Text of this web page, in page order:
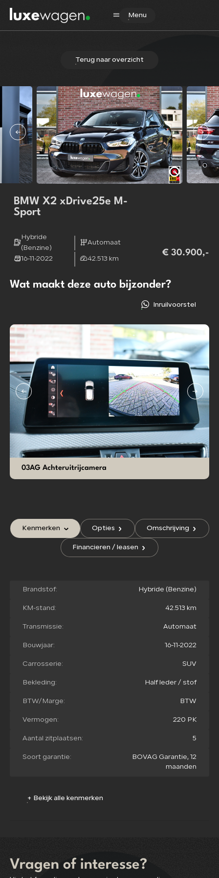
Menu
Home
Aanbod
Diensten
Verkocht
Over ons
Contact
Terug naar overzicht
BMW X2 xDrive25e M-
Sport
Hybride
(Benzine)
Automaat
16-11-2022 42.513 km
€ 30.900,-
Wat maakt deze auto bijzonder?
Inruilvoorstel
03AG Achteruitrijcamera
Kenmerken Opties Omschrijving
Financieren / leasen
Brandstof: Hybride (Benzine)
KM-stand: 42.513 km
Transmissie: Automaat
Bouwjaar: 16-11-2022
Carrosserie: SUV
Bekleding: Half leder / stof
BTW/Marge: BTW
Vermogen: 220 PK
Aantal zitplaatsen: 5
Soort garantie:
BOVAG Garantie, 12
maanden
+ Bekijk alle kenmerken
Vragen of interesse?